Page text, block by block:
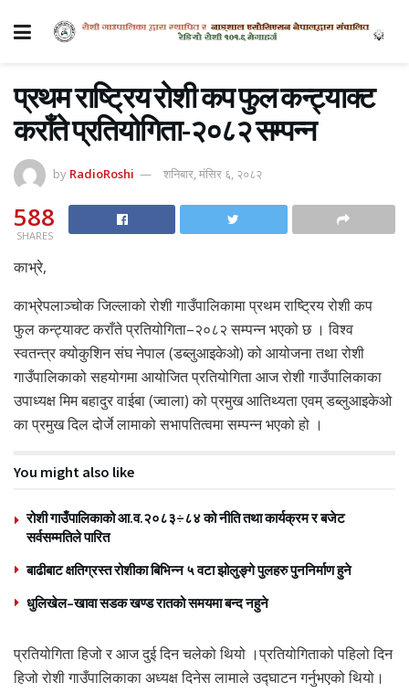
प्रथम राष्ट्रिय रोशी कप फुल कन्ट्याक्ट
कराँते प्रतियोगिता-२०८२ सम्पन्न
by RadioRoshi शनिबार, मंसिर ६, २०८२
588
SHARES
काभ्रे,
काभ्रेपलाञ्चोक जिल्लाको रोशी गाउँपालिकामा प्रथम राष्ट्रिय रोशी कप
फुल कन्ट्याक्ट कराँते प्रतियोगिता–२०८२ सम्पन्न भएको छ । विश्व
स्वतन्त्र क्योकुशिन संघ नेपाल (डब्लुआइकेओ) को आयोजना तथा रोशी
गाउँपालिकाको सहयोगमा आयोजित प्रतियोगिता आज रोशी गाउँपालिकाका
उपाध्यक्ष मिम बहादुर वाईबा (ज्वाला) को प्रमुख आतिथ्यता एवम् डब्लुआइकेओ
का प्रमुख दिल दोर्जे लामाको सभापतित्वमा सम्पन्न भएको हो ।
You might also like
रोशी गाउँपालिकाको आ.व.२०८३÷८४ को नीति तथा कार्यक्रम र बजेट
सर्वसम्मतिले पारित
बाढीबाट क्षतिग्रस्त रोशीका बिभिन्न ५ वटा झोलुङ्गे पुलहरु पुननिर्माण हुने
धुलिखेल–खावा सडक खण्ड रातको समयमा बन्द नहुने
प्रतियोगिता हिजो र आज दुई दिन चलेको थियो ।प्रतियोगिताको पहिलो दिन
हिजो रोशी गाउँपालिकाका अध्यक्ष दिनेस लामाले उद्घाटन गर्नुभएको थियो।